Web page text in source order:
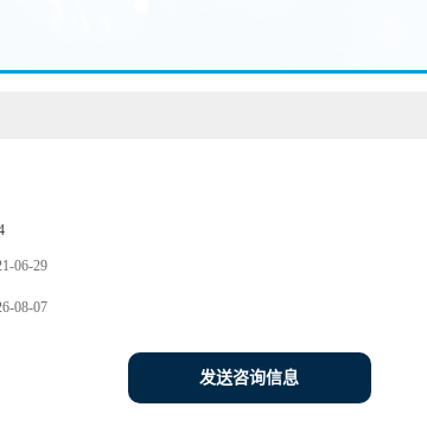
06-29
08-07
发送咨询信息